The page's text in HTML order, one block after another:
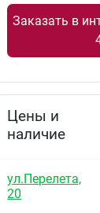
Заказать в
Цены и
наличие
ул.Перелета,
20